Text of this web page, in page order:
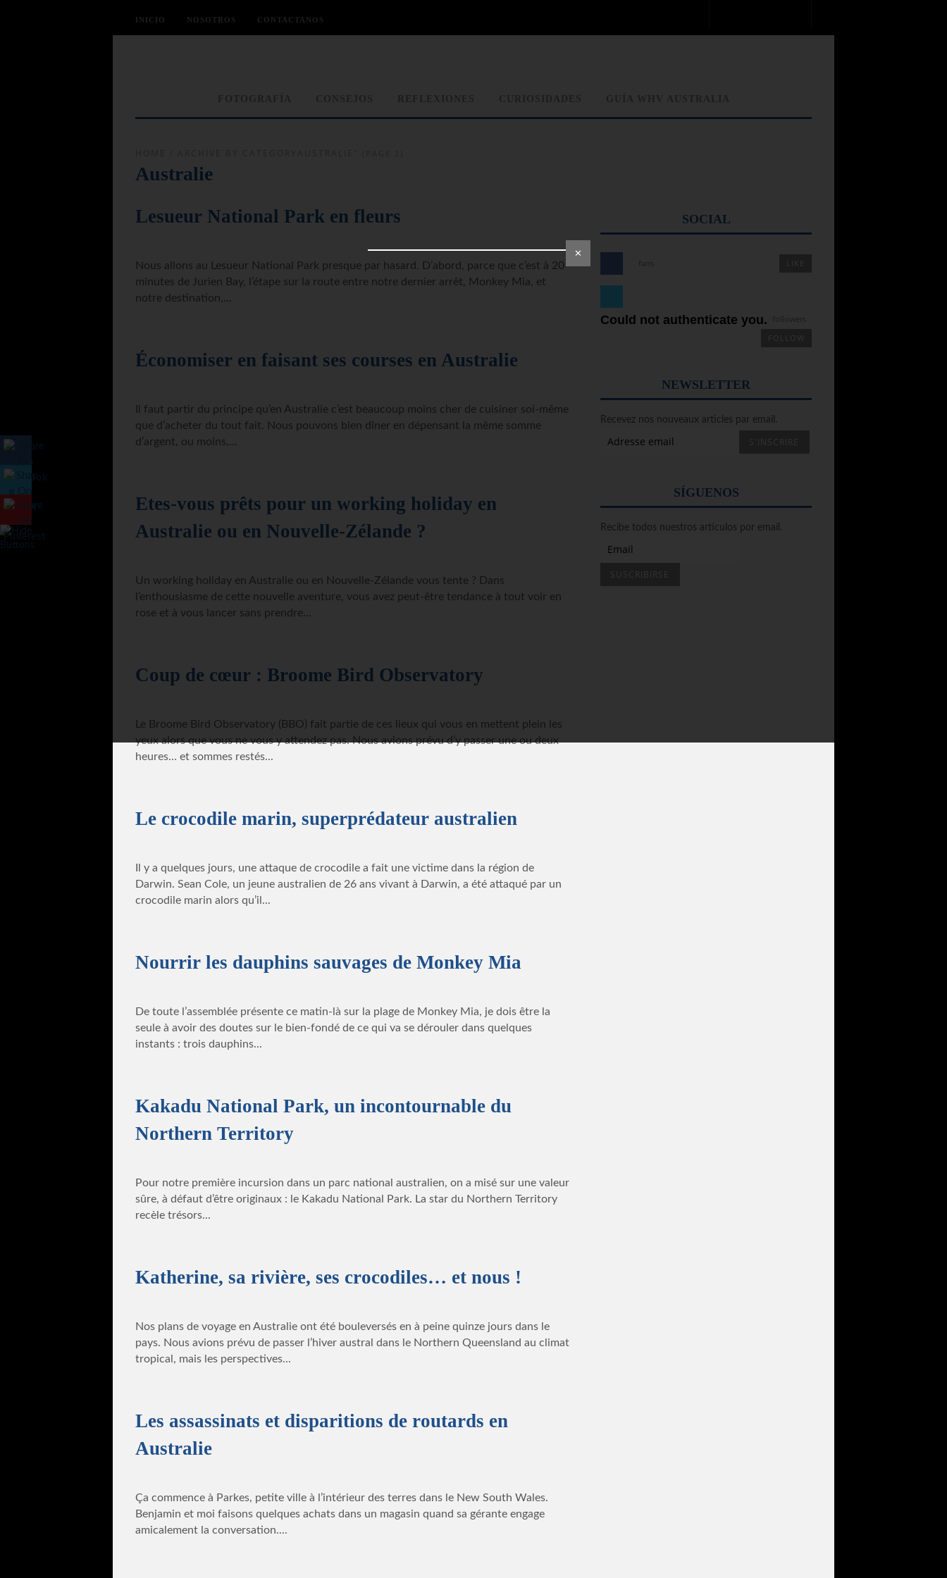
INICIO NOSOTROS CONTACTANOS
Australie
Lesueur National Park en fleurs
Nous allons au Lesueur National Park presque par hasard. D’abord, parce que c’est à 20
minutes de Jurien Bay, l’étape sur la route entre notre dernier arrêt, Monkey Mia, et
notre destination,...
Économiser en faisant ses courses en Australie
Il faut partir du principe qu’en Australie c’est beaucoup moins cher de cuisiner soi-même
que d’acheter du tout fait. Nous pouvons bien dîner en dépensant la même somme
d’argent, ou moins,...
Etes-vous prêts pour un working holiday en
Australie ou en Nouvelle-Zélande ?
Un working holiday en Australie ou en Nouvelle-Zélande vous tente ? Dans
l’enthousiasme de cette nouvelle aventure, vous avez peut-être tendance à tout voir en
rose et à vous lancer sans prendre...
Coup de cœur : Broome Bird Observatory
Le Broome Bird Observatory (BBO) fait partie de ces lieux qui vous en mettent plein les
yeux alors que vous ne vous y attendez pas. Nous avions prévu d’y passer une ou deux
heures… et sommes restés...
Le crocodile marin, superprédateur australien
Il y a quelques jours, une attaque de crocodile a fait une victime dans la région de
Darwin. Sean Cole, un jeune australien de 26 ans vivant à Darwin, a été attaqué par un
crocodile marin alors qu’il...
Nourrir les dauphins sauvages de Monkey Mia
De toute l’assemblée présente ce matin-là sur la plage de Monkey Mia, je dois être la
seule à avoir des doutes sur le bien-fondé de ce qui va se dérouler dans quelques
instants : trois dauphins...
Kakadu National Park, un incontournable du
Northern Territory
Pour notre première incursion dans un parc national australien, on a misé sur une valeur
sûre, à défaut d’être originaux : le Kakadu National Park. La star du Northern Territory
recèle trésors...
Katherine, sa rivière, ses crocodiles… et nous !
Nos plans de voyage en Australie ont été bouleversés en à peine quinze jours dans le
pays. Nous avions prévu de passer l’hiver austral dans le Northern Queensland au climat
tropical, mais les perspectives...
Les assassinats et disparitions de routards en
Australie
Ça commence à Parkes, petite ville à l’intérieur des terres dans le New South Wales.
Benjamin et moi faisons quelques achats dans un magasin quand sa gérante engage
amicalement la conversation....
SOCIAL
Could not authenticate you.
NEWSLETTER
Recevez nos nouveaux articles par email.
SÍGUENOS
Recibe todos nuestros artículos por email.
✕